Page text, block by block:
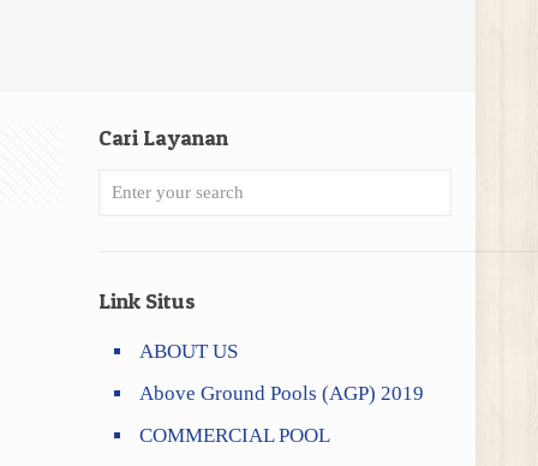
Cari Layanan
Link Situs
ABOUT US
Above Ground Pools (AGP) 2019
COMMERCIAL POOL